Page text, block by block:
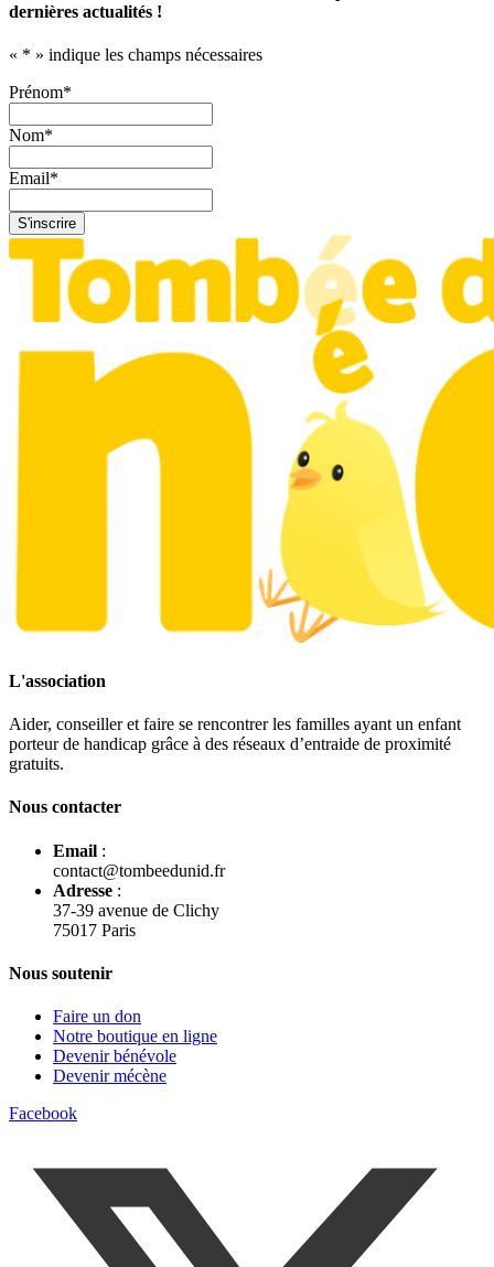
dernières actualités !
« * » indique les champs nécessaires
Prénom*
Nom*
Email*
L'association
Aider, conseiller et faire se rencontrer les familles ayant un enfant
porteur de handicap grâce à des réseaux d’entraide de proximité
gratuits.
Nous contacter
Email :
contact@tombeedunid.fr
Adresse :
37-39 avenue de Clichy
75017 Paris
Nous soutenir
Faire un don
Notre boutique en ligne
Devenir bénévole
Devenir mécène
Facebook